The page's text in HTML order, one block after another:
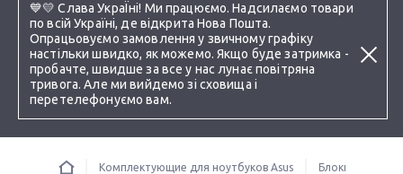
💙💛 Слава УкраЇні! Ми працюємо. Надсилаємо товари
по всій Україні, де відкрита Нова Пошта.
Опрацьовуємо замовлення у звичному графіку
настільки швидко, як можемо. Якщо буде затримка -
пробачте, швидше за все у нас лунає повітряна
тривога. Але ми вийдемо зі сховища і
перетелефонуємо вам.
Комплектующие для ноутбуков Asus Блоки питания